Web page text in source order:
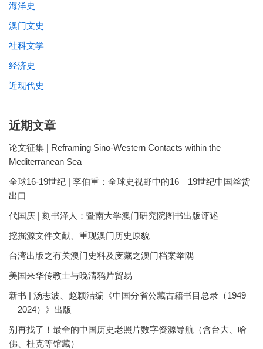
海洋史
澳门文史
社科文学
经济史
近现代史
近期文章
论文征集 | Reframing Sino-Western Contacts within the
Mediterranean Sea
全球16-19世纪 | 李伯重：全球史视野中的16—19世纪中国丝货
出口
代国庆 | 刻书泽人：暨南大学澳门研究院图书出版评述
挖掘源文件文献、重现澳门历史原貌
台湾出版之有关澳门史料及庋藏之澳门档案举隅
美国来华传教士与晚清鸦片贸易
新书 | 汤志波、赵颖洁编《中国分省公藏古籍书目总录（1949
—2024）》出版
别再找了！最全的中国历史老照片数字资源导航（含台大、哈
佛、杜克等馆藏）